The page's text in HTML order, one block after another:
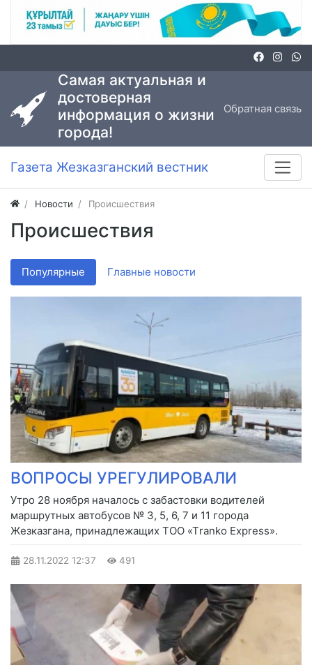
Самая актуальная и
достоверная
информация о жизни
города!
Обратная связь
Газета Жезказганский вестник
Новости Происшествия
Происшествия
Популярные Главные новости
ВОПРОСЫ УРЕГУЛИРОВАЛИ
Утро 28 ноября началось с забастовки водителей
маршрутных автобусов № 3, 5, 6, 7 и 11 города
Жезказгана, принадлежащих ТОО «Тranko Express».
28.11.2022 12:37 491